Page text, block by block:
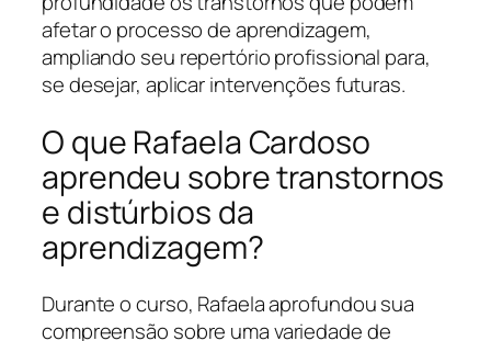
afetar o processo de aprendizagem,
ampliando seu repertório profissional para,
se desejar, aplicar intervenções futuras.
O que Rafaela Cardoso
aprendeu sobre transtornos
e distúrbios da
aprendizagem?
Durante o curso, Rafaela aprofundou sua
compreensão sobre uma variedade de